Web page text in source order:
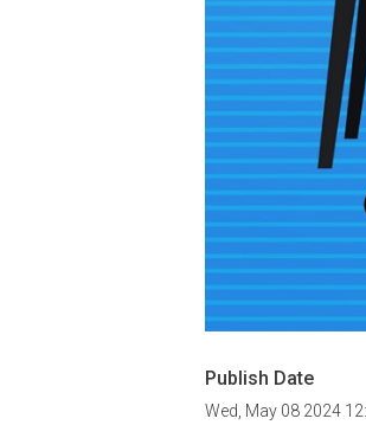
Publish Date
Wed, May 08 2024